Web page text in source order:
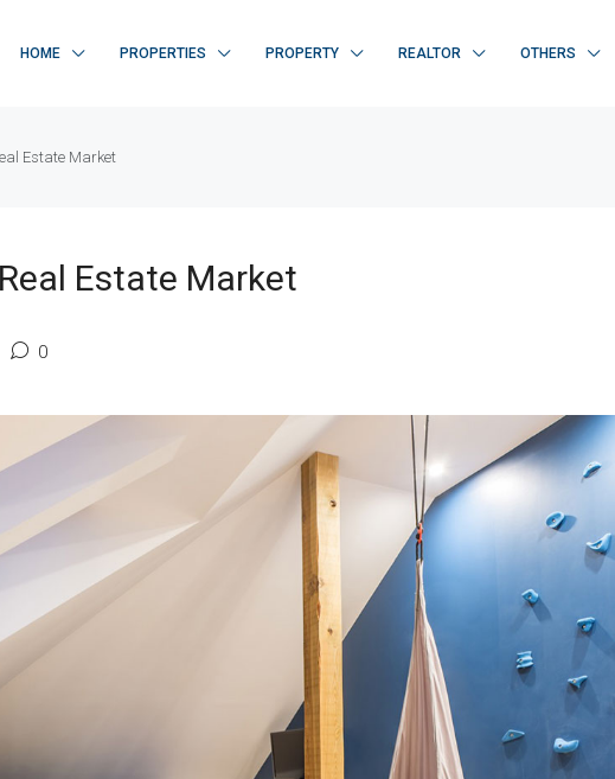
HOME PROPERTIES PROPERTY REALTOR OTHERS
Estate Market
Estate Market
0